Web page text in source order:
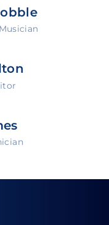
Musician
Password?